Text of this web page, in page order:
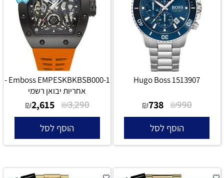
Hugo Boss 1513907
₪990
₪738
הוסף לסל
Emboss EMPESKBKBSB000-1 -
אחריות יבואן רשמי
₪3,290
₪2,615
הוסף לסל